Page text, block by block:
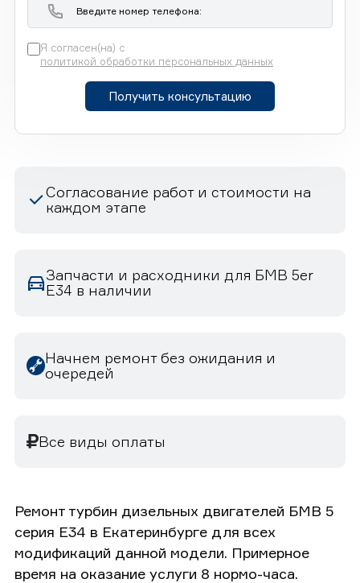
Я согласен(на) с
политикой обработки персональных данных
Получить консультацию
Согласование работ и стоимости на
каждом этапе
Запчасти и расходники для БМВ 5er
E34 в наличии
Начнем ремонт без ожидания и
очередей
Все виды оплаты
Ремонт турбин дизельных двигателей БМВ 5
серия E34 в Екатеринбурге для всех
модификаций данной модели. Примерное
время на оказание услуги 8 нормо-часа.